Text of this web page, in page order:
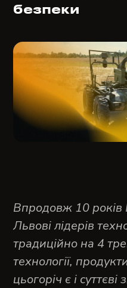
безпеки
Впродовж 10 років
Львові лідерів
традиційно на 4
технології,
цьогоріч є і